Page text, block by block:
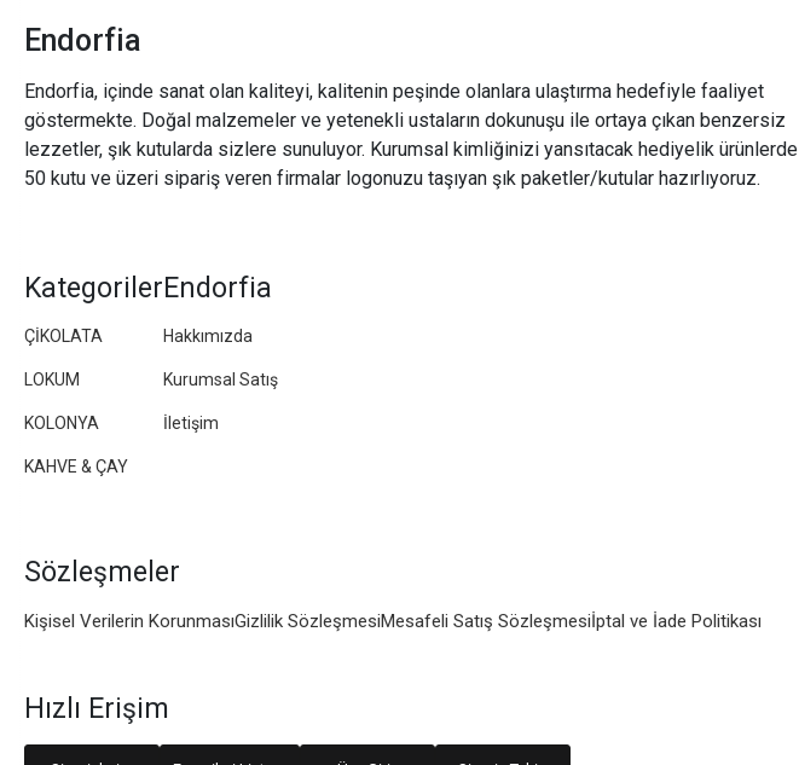
Endorfia
Endorfia, içinde sanat olan kaliteyi, kalitenin peşinde olanlara ulaştırma hedefiyle faaliyet
göstermekte. Doğal malzemeler ve yetenekli ustaların dokunuşu ile ortaya çıkan benzersiz
lezzetler, şık kutularda sizlere sunuluyor. Kurumsal kimliğinizi yansıtacak hediyelik ürünlerde
50 kutu ve üzeri sipariş veren firmalar logonuzu taşıyan şık paketler/kutular hazırlıyoruz.
Kategoriler
ÇİKOLATA
LOKUM
KOLONYA
KAHVE & ÇAY
Endorfia
Hakkımızda
Kurumsal Satış
İletişim
Sözleşmeler
Kişisel Verilerin KorunmasıGizlilik SözleşmesiMesafeli Satış Sözleşmesiİptal ve İade Politikası
Hızlı Erişim